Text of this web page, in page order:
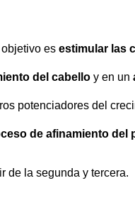
es estimular las
del cabelloy en un
potenciadores del
de afinamiento del
de la segunda y tercera.